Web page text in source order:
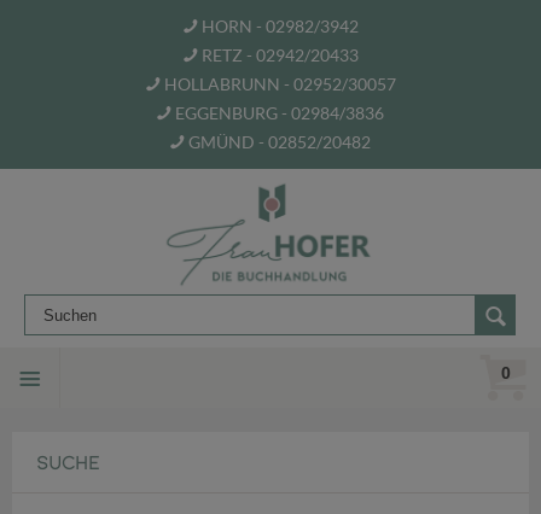
HORN - 02982/3942
RETZ - 02942/20433
HOLLABRUNN - 02952/30057
EGGENBURG - 02984/3836
GMÜND - 02852/20482
0
SUCHE